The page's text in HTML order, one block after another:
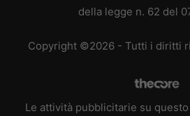
della legge n. 62 del
Copyright ©2026 - Tutti i diritti
Le attività pubblicitarie su